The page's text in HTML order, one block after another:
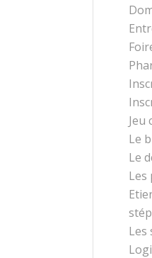
Jeu
Le
Le
Les
Les